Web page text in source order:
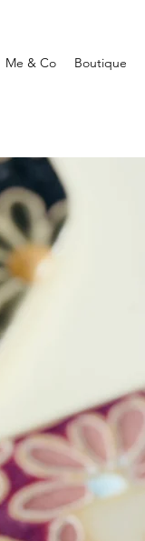
Me & Co Boutique